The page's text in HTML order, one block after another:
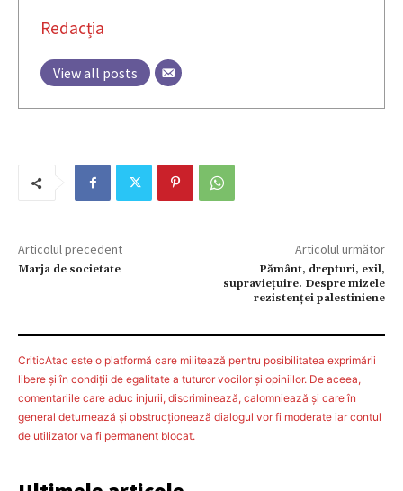
Redacția
View all posts
Articolul precedent
Marja de societate
Articolul următor
Pământ, drepturi, exil,
supraviețuire. Despre mizele
rezistenței palestiniene
CriticAtac este o platformă care militează pentru posibilitatea exprimării
libere şi în condiţii de egalitate a tuturor vocilor şi opiniilor. De aceea,
comentariile care aduc injurii, discriminează, calomniează şi care în
general deturnează şi obstrucţionează dialogul vor fi moderate iar contul
de utilizator va fi permanent blocat.